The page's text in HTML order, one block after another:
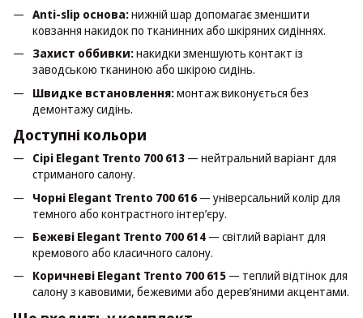
Anti-slip основа:нижній шар допомагає зменшити
ковзання накидок по тканинних або шкіряних сидіннях.
Захист оббивки:накидки зменшують контакт із
заводською тканиною або шкірою сидінь.
Швидке встановлення:монтаж виконується без
демонтажу сидінь.
Доступні кольори
Сірі Elegant Trento 700 613 — нейтральний варіант для
стриманого салону.
Чорні Elegant Trento 700 616 — універсальний колір для
темного або контрастного інтер’єру.
Бежеві Elegant Trento 700 614 — світлий варіант для
кремового або класичного салону.
Коричневі Elegant Trento 700 615 — теплий відтінок для
салону з кавовими, бежевими або дерев’яними акцентами.